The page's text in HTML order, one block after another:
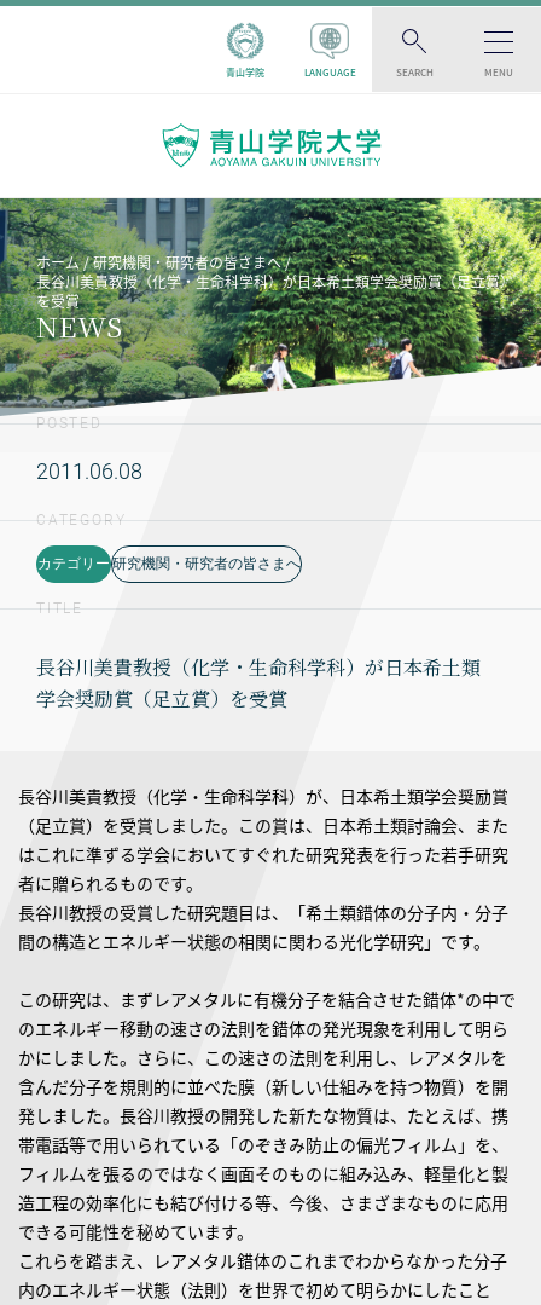
青山学院 LANGUAGE SEARCH MENU
ホーム
研究機関・研究者の皆さまへ
長谷川美貴教授（化学・生命科学科）が日本希土類学会奨励賞（足立賞）
を受賞
NEWS
POSTED
2011.06.08
CATEGORY
カテゴリー 研究機関・研究者の皆さまへ
TITLE
長谷川美貴教授（化学・生命科学科）が日本希土類
学会奨励賞（足立賞）を受賞
長谷川美貴教授（化学・生命科学科）が、日本希土類学会奨励賞
（足立賞）を受賞しました。この賞は、日本希土類討論会、また
はこれに準ずる学会においてすぐれた研究発表を行った若手研究
者に贈られるものです。
長谷川教授の受賞した研究題目は、「希土類錯体の分子内・分子
間の構造とエネルギー状態の相関に関わる光化学研究」です。
この研究は、まずレアメタルに有機分子を結合させた錯体*の中で
のエネルギー移動の速さの法則を錯体の発光現象を利用して明ら
かにしました。さらに、この速さの法則を利用し、レアメタルを
含んだ分子を規則的に並べた膜（新しい仕組みを持つ物質）を開
発しました。長谷川教授の開発した新たな物質は、たとえば、携
帯電話等で用いられている「のぞきみ防止の偏光フィルム」を、
フィルムを張るのではなく画面そのものに組み込み、軽量化と製
造工程の効率化にも結び付ける等、今後、さまざまなものに応用
できる可能性を秘めています。
これらを踏まえ、レアメタル錯体のこれまでわからなかった分子
内のエネルギー状態（法則）を世界で初めて明らかにしたこと